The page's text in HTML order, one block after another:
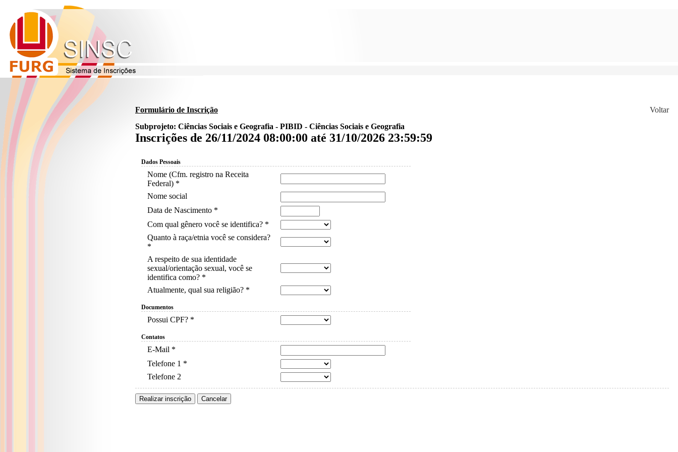
Voltar
Formulário de Inscrição
Subprojeto: Ciências Sociais e Geografia - PIBID - Ciências Sociais e Geografia
Inscrições de 26/11/2024 08:00:00 até 31/10/2026 23:59:59
Dados Pessoais
Nome (Cfm. registro na Receita
Federal) *
Nome social
Data de Nascimento *
Com qual gênero você se identifica? *
Quanto à raça/etnia você se considera?
*
A respeito de sua identidade
sexual/orientação sexual, você se
identifica como? *
Atualmente, qual sua religião? *
Documentos
Possui CPF? *
Contatos
E-Mail *
Telefone 1 *
Telefone 2